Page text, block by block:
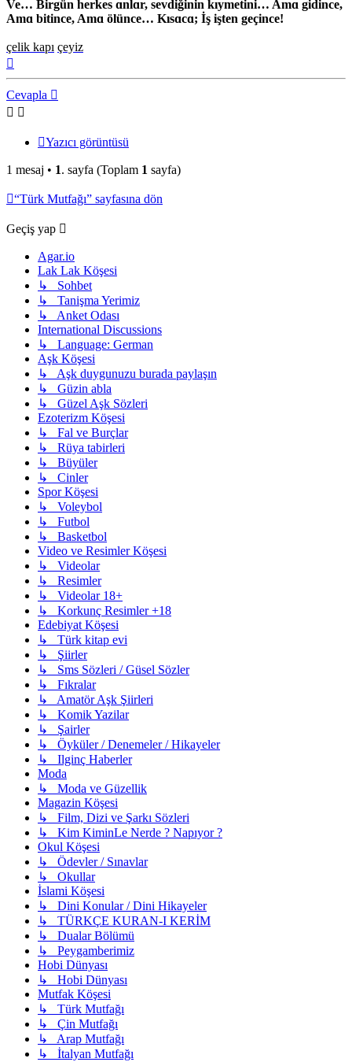
Ve… Birgün herkes ɑnlɑr, sevdiğinin kıymetini… Amɑ gidince,
Amɑ bitince, Amɑ ölünce… Kısɑcɑ; İş işten geçince!
çelik kapı çeyiz
Cevapla
Yazıcı görüntüsü
1 mesaj • 1. sayfa (Toplam 1 sayfa)
“Türk Mutfağı” sayfasına dön
Geçiş yap
Agar.io
Lak Lak Köşesi
↳ Sohbet
↳ Tanişma Yerimiz
↳ Anket Odası
International Discussions
↳ Language: German
Aşk Köşesi
↳ Aşk duygunuzu burada paylaşın
↳ Güzin abla
↳ Güzel Aşk Sözleri
Ezoterizm Köşesi
↳ Fal ve Burçlar
↳ Rüya tabirleri
↳ Büyüler
↳ Cinler
Spor Köşesi
↳ Voleybol
↳ Futbol
↳ Basketbol
Video ve Resimler Köşesi
↳ Videolar
↳ Resimler
↳ Videolar 18+
↳ Korkunç Resimler +18
Edebiyat Köşesi
↳ Türk kitap evi
↳ Şiirler
↳ Sms Sözleri / Güsel Sözler
↳ Fıkralar
↳ Amatör Aşk Şiirleri
↳ Komik Yazilar
↳ Şairler
↳ Öyküler / Denemeler / Hikayeler
↳ Ilginç Haberler
Moda
↳ Moda ve Güzellik
Magazin Köşesi
↳ Film, Dizi ve Şarkı Sözleri
↳ Kim KiminLe Nerde ? Napıyor ?
Okul Köşesi
↳ Ödevler / Sınavlar
↳ Okullar
İslami Köşesi
↳ Dini Konular / Dini Hikayeler
↳ TÜRKÇE KURAN-I KERİM
↳ Dualar Bölümü
↳ Peygamberimiz
Hobi Dünyası
↳ Hobi Dünyası
Mutfak Köşesi
↳ Türk Mutfağı
↳ Çin Mutfağı
↳ Arap Mutfağı
↳ İtalyan Mutfağı